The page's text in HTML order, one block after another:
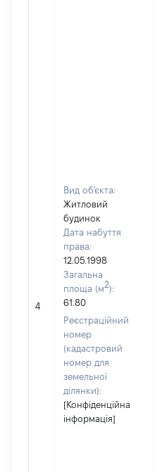
4
Вид об'єкта:
Житловий
будинок
Дата набуття
права:
12.05.1998
Загальна
площа (м2):
61.80
Реєстраційний
номер
(кадастровий
номер для
земельної
ділянки):
[Конфіденційна
інформація]